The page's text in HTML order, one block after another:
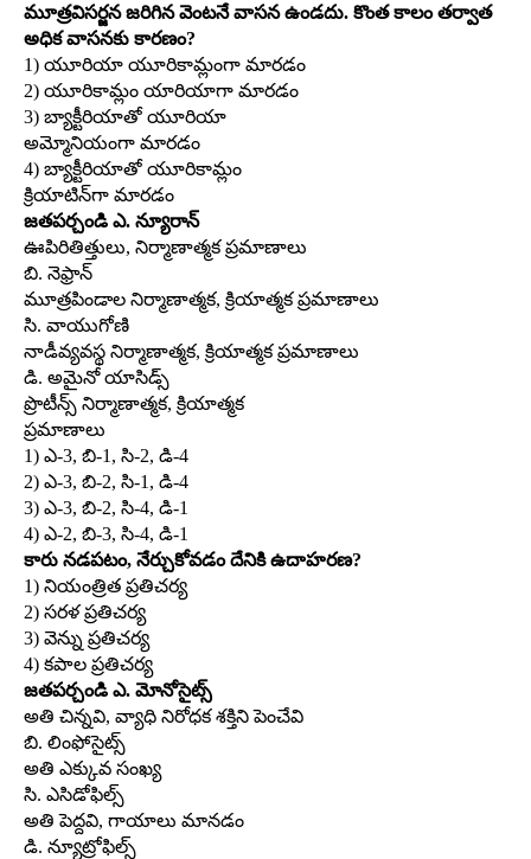
మూత్రవిసర్జన జరిగిన వెంటనే వాసన ఉండదు. కొంత కాలం తర్వాత
అధిక వాసనకు కారణం?
1) యూరియా యూరికామ్లంగా మారడం
2) యూరికామ్లం యారియాగా మారడం
3) బ్యాక్టీరియాతో యూరియా
అమ్మోనియంగా మారడం
4) బ్యాక్టీరియాతో యూరికామ్లం
క్రియాటిన్‌గా మారడం
జతపర్చండి ఎ. న్యూరాన్‌
ఊపిరితిత్తులు, నిర్మాణాత్మక ప్రమాణాలు
బి. నెఫ్రాన్‌
మూత్రపిండాల నిర్మాణాత్మక, క్రియాత్మక ప్రమాణాలు
సి. వాయుగోణి
నాడీవ్యవస్థ నిర్మాణాత్మక, క్రియాత్మక ప్రమాణాలు
డి. అమైనో యాసిడ్స్‌
ప్రొటీన్స్‌ నిర్మాణాత్మక, క్రియాత్మక
ప్రమాణాలు
1) ఎ-3, బి-1, సి-2, డి-4
2) ఎ-3, బి-2, సి-1, డి-4
3) ఎ-3, బి-2, సి-4, డి-1
4) ఎ-2, బి-3, సి-4, డి-1
కారు నడపటం, నేర్చుకోవడం దేనికి ఉదాహరణ?
1) నియంత్రిత ప్రతిచర్య
2) సరళ ప్రతిచర్య
3) వెన్ను ప్రతిచర్య
4) కపాల ప్రతిచర్య
జతపర్చండి ఎ. మోనోసైట్స్‌
అతి చిన్నవి, వ్యాధి నిరోధక శక్తిని పెంచేవి
బి. లింఫోసైట్స్‌
అతి ఎక్కువ సంఖ్య
సి. ఎసిడోఫిల్స్‌
అతి పెద్దవి, గాయాలు మానడం
డి. న్యూట్రోఫిల్స్‌